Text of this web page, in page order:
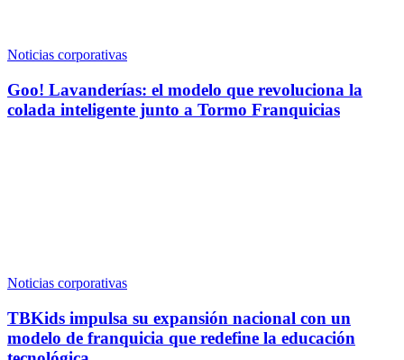
Noticias corporativas
Goo! Lavanderías: el modelo que revoluciona la
colada inteligente junto a Tormo Franquicias
Noticias corporativas
TBKids impulsa su expansión nacional con un
modelo de franquicia que redefine la educación